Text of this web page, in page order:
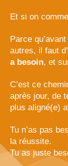
Et si on
Parce
autres, il faut
a besoin, et
C’est ce
après jour, de
plus aligné(e)
Tu n’as pas
la réussite.
Tu as juste